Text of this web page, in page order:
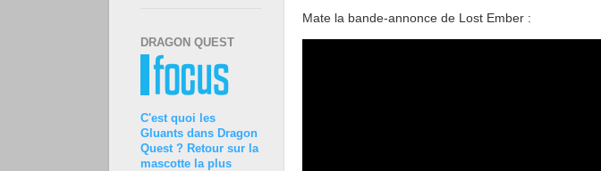
Mate la bande-annonce de Lost Ember :
DRAGON QUEST
C'est quoi les
Gluants dans Dragon
Quest ? Retour sur la
mascotte la plus